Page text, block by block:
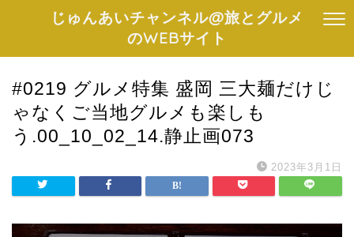
じゅんあいチャンネル@旅とグルメ
のWEBサイト
#0219 グルメ特集 盛岡 三大麺だけじ
ゃなくご当地グルメも楽しも
う.00_10_02_14.静止画073
2023年3月1日